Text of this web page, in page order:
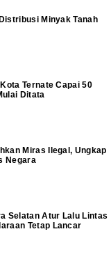
Minyak Tanah
Ternate Capai 50
Ditata
Miras Ilegal, Ungkap
Negara
Selatan Atur Lalu Lintas
Tetap Lancar